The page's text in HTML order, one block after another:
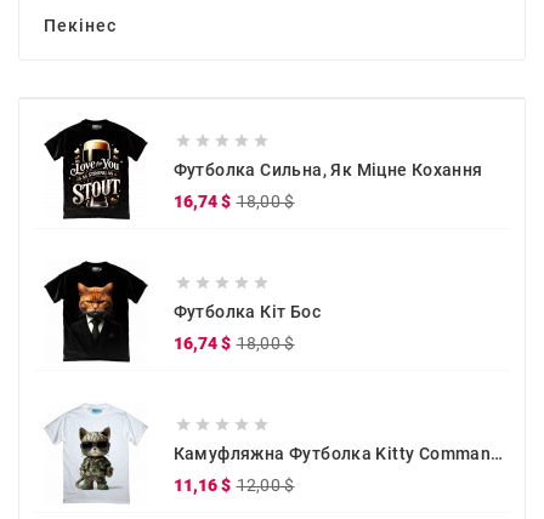
Пекінес
    
Футболка Сильна, Як Міцне Кохання
16,74 $ 18,00 $
    
Футболка Кіт Бос
16,74 $ 18,00 $
    
Камуфляжна Футболка Kitty Commander
11,16 $ 12,00 $